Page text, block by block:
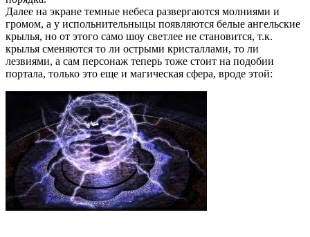
Далее на экране темные небеса развергаются молниями и
громом, а у испольнительныцы появляются белые ангельские
крылья, но от этого само шоу светлее не становится, т.к.
крылья сменяются то ли острыми кристаллами, то ли
лезвиями, а сам персонаж теперь тоже стоит на подобии
портала, только это еще и магическая сфера, вроде этой: